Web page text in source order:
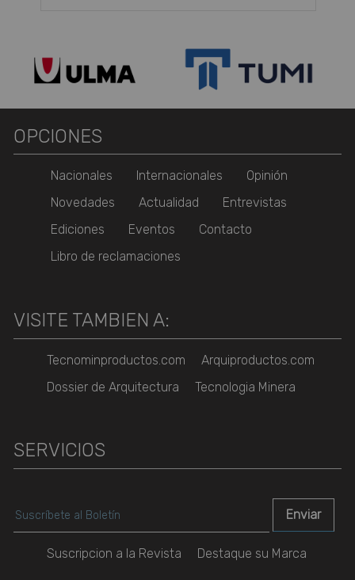
OPCIONES
Nacionales Internacionales
Opinión
Novedades
Actualidad
Entrevistas
Ediciones
Eventos
Contacto
Libro de reclamaciones
VISITE TAMBIEN A:
Tecnominproductos.com
Arquiproductos.com
Dossier de Arquitectura
Tecnologia Minera
SERVICIOS
Suscripcion a la Revista Destaque su Marca